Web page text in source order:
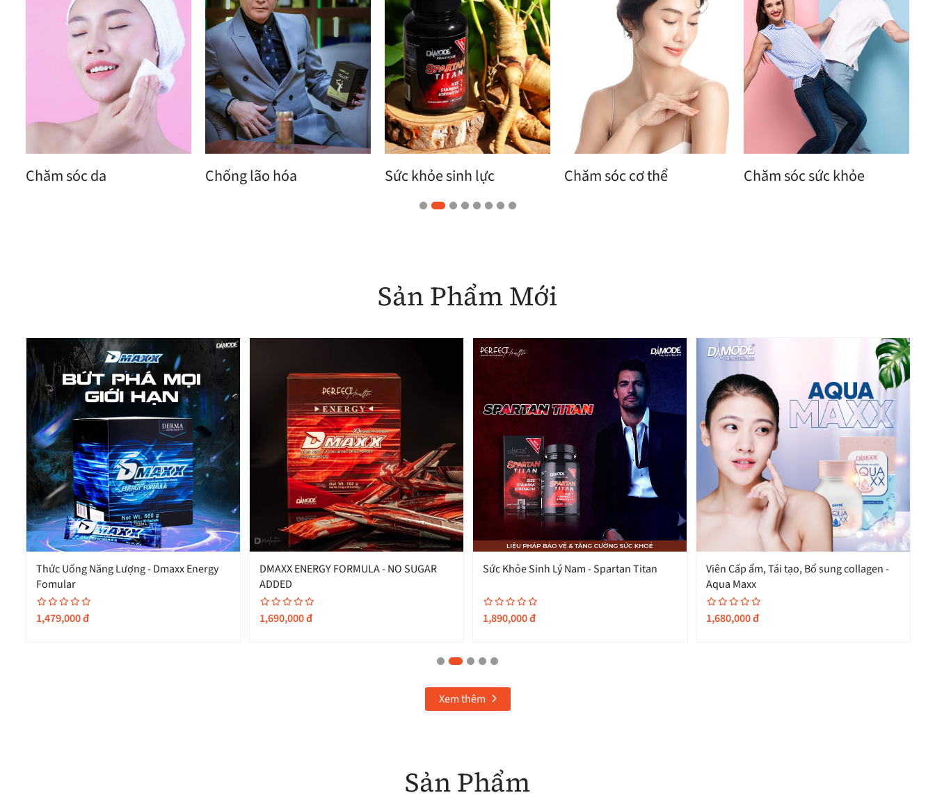
Chăm sóc da Chống lão hóa Sức khỏe sinh lực Chăm sóc cơ thể Chăm sóc sức khỏe
Sản Phẩm Mới
Thức Uống Năng Lượng - Dmaxx Energy
Fomular
1,479,000đ
DMAXX ENERGY FORMULA - NO SUGAR
ADDED
1,690,000đ
Sức Khỏe Sinh Lý Nam - Spartan Titan
1,890,000đ
Viên Cấp ẩm, Tái tạo, Bổ sung collagen -
Aqua Maxx
1,680,000đ
Xem thêm
Sản Phẩm